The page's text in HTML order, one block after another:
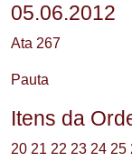
05.06.2012
Ata 267
Pauta
Itens da
20 21 22 23 24 25